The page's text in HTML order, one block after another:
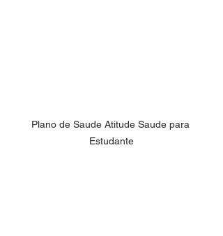
Plano de Saude Atitude Saude para
Estudante